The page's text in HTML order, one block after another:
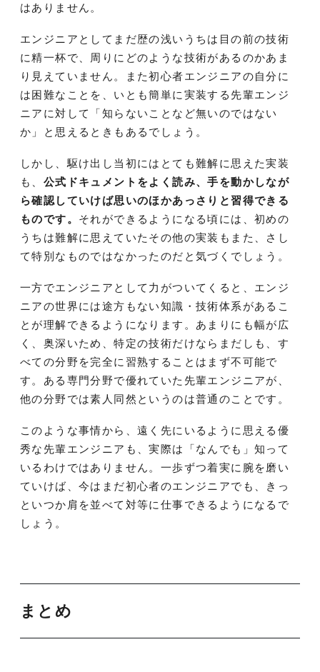
はありません。
エンジニアとしてまだ歴の浅いうちは目の前の技術
に精一杯で、周りにどのような技術があるのかあま
り見えていません。また初心者エンジニアの自分に
は困難なことを、いとも簡単に実装する先輩エンジ
ニアに対して「知らないことなど無いのではない
か」と思えるときもあるでしょう。
しかし、駆け出し当初にはとても難解に思えた実装
も、 公式ドキュメントをよく読み、手を動かしなが
ら確認していけば思いのほかあっさりと習得できる
ものです。 それができるようになる頃には、初めの
うちは難解に思えていたその他の実装もまた、さし
て特別なものではなかったのだと気づくでしょう。
一方でエンジニアとして力がついてくると、エンジ
ニアの世界には途方もない知識・技術体系があるこ
とが理解できるようになります。あまりにも幅が広
く、奥深いため、特定の技術だけならまだしも、す
べての分野を完全に習熟することはまず不可能で
す。ある専門分野で優れていた先輩エンジニアが、
他の分野では素人同然というのは普通のことです。
このような事情から、遠く先にいるように思える優
秀な先輩エンジニアも、実際は「なんでも」知って
いるわけではありません。一歩ずつ着実に腕を磨い
ていけば、今はまだ初心者のエンジニアでも、きっ
といつか肩を並べて対等に仕事できるようになるで
しょう。
まとめ